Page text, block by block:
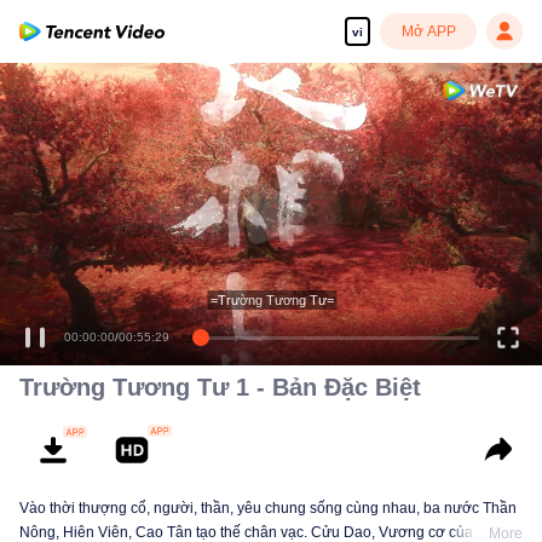
vi Mở APP
00:00:00/00:55:29
=Trường Tương Tư=
Trường Tương Tư 1 - Bản Đặc Biệt
Vào thời thượng cổ, người, thần, yêu chung sống cùng nhau, ba nước Thần
Nông, Hiên Viên, Cao Tân tạo thế chân vạc. Cửu Dao, Vương cơ của CaoMore